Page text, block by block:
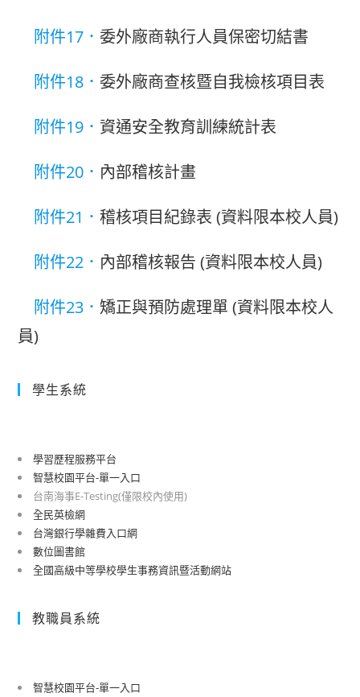
附件17． 委外廠商執行人員保密切結書
附件18． 委外廠商查核暨自我檢核項目表
附件19． 資通安全教育訓練統計表
附件20． 內部稽核計畫
附件21．稽核項目紀錄表 (資料限本校人員)
附件22． 內部稽核報告 (資料限本校人員)
附件23．矯正與預防處理單 (資料限本校人
員)
學生系統
學習歷程服務平台
智慧校園平台-單一入口
台南海事E-Testing(僅限校內使用)
全民英檢網
台灣銀行學雜費入口網
數位圖書館
全國高級中等學校學生事務資訊暨活動網站
教職員系統
智慧校園平台-單一入口